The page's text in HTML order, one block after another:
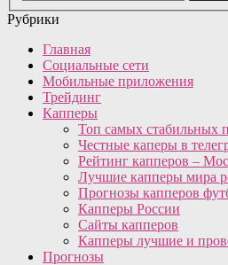
Рубрики
Главная
Социальные сети
Мобильные приложения
Трейдинг
Капперы
Топ самых стабильных
Честные каперы в
Рейтинг капперов –
Лучшие капперы мира
Прогнозы капперов
Капперы России
Сайты капперов
Капперы лучшие и
Прогнозы